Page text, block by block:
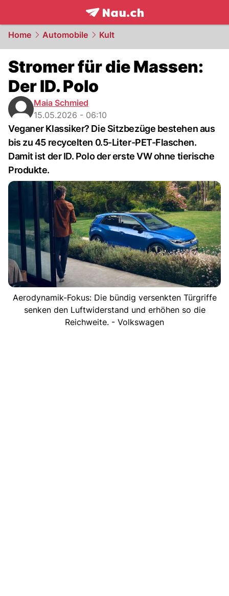
frontpage.NAU.ch
Home Automobile Kult
Stromer für die Massen:
Der ID. Polo
Maia Schmied
15.05.2026 - 06:10
Veganer Klassiker? Die Sitzbezüge bestehen aus
bis zu 45 recycelten 0.5-Liter-PET-Flaschen.
Damit ist der ID. Polo der erste VW ohne tierische
Produkte.
Aerodynamik-Fokus: Die bündig versenkten Türgriffe
senken den Luftwiderstand und erhöhen so die
Reichweite. - Volkswagen